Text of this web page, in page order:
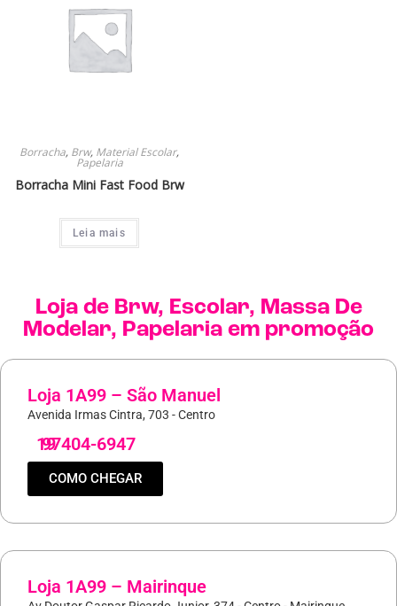
Borracha, Brw, Material Escolar,
Papelaria
Borracha Mini Fast Food Brw
Leia mais
Loja de Brw, Escolar, Massa De
Modelar, Papelaria em promoção
Loja 1A99 – São Manuel
Avenida Irmas Cintra, 703 - Centro
19
97404-6947
COMO CHEGAR
Loja 1A99 – Mairinque